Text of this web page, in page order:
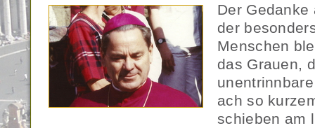
Der Gedanke
der
Menschen
das Grauen,
ach so
schieben am